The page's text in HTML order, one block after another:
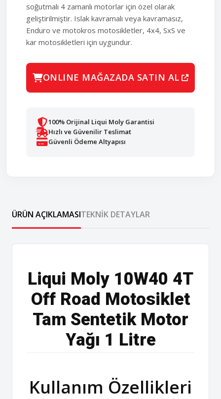
soğutmalı 4 zamanlı motorlar için özel olarak
geliştirilmiştir. Islak kavramalı veya kavramasız,
Enduro ve motokros motosikletler, 4x4, SxS ve
kar motosikletleri için uygundur.
ONLINE MAĞAZADA SATIN AL
100% Orijinal Liqui Moly Garantisi
Hızlı ve Güvenilir Teslimat
Güvenli Ödeme Altyapısı
ÜRÜN AÇIKLAMASITEKNIK DETAYLAR
Liqui Moly 10W40 4T
Off Road Motosiklet
Tam Sentetik Motor
Yağı 1 Litre
Kullanım Özellikleri